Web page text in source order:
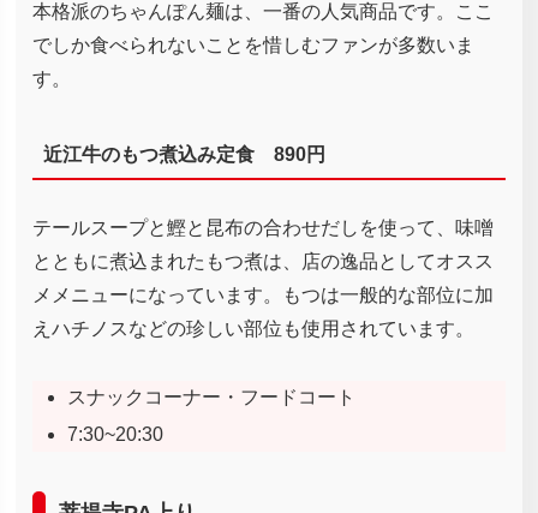
本格派のちゃんぽん麺は、一番の人気商品です。ここ
でしか食べられないことを惜しむファンが多数いま
す。
近江牛のもつ煮込み定食 890円
テールスープと鰹と昆布の合わせだしを使って、味噌
とともに煮込まれたもつ煮は、店の逸品としてオスス
メメニューになっています。もつは一般的な部位に加
えハチノスなどの珍しい部位も使用されています。
スナックコーナー・フードコート
7:30~20:30